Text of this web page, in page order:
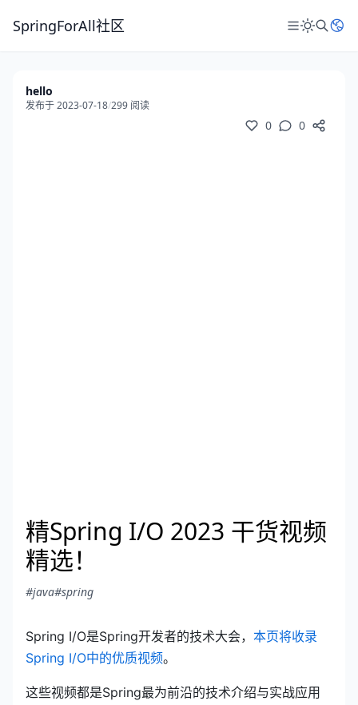
SpringForAll社区
hello
发布于 2023-07-18/299 阅读
0 0
精Spring I/O 2023 干货视频
精选！
#java#spring
Spring I/O是Spring开发者的技术大会， 本页将收录
Spring I/O中的优质视频。
这些视频都是Spring最为前沿的技术介绍与实战应用